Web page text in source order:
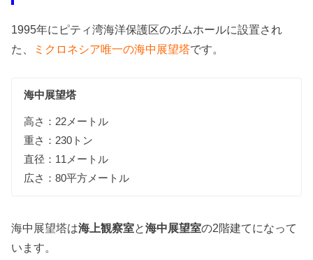
1995年にピティ湾海洋保護区のボムホールに設置され
た、
ミクロネシア唯一の海中展望塔です。
海中展望塔
高さ：22メートル
重さ：230トン
直径：11メートル
広さ：80平方メートル
海中展望塔は海上観察室と海中展望室の2階建てになって
います。